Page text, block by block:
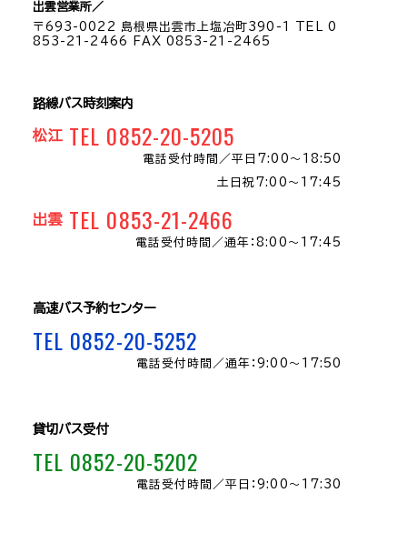
出雲営業所／
〒693-0022 島根県出雲市上塩冶町390-1 TEL 0
853-21-2466 FAX 0853-21-2465
路線バス時刻案内
松江 TEL 0852-20-5205
電話受付時間／平日7:00～18:50
土日祝7:00～17:45
出雲 TEL 0853-21-2466
電話受付時間／通年：8:00〜17:45
高速バス予約センター
TEL 0852-20-5252
電話受付時間／通年：9:00～17:50
貸切バス受付
TEL 0852-20-5202
電話受付時間／平日：9:00～17:30